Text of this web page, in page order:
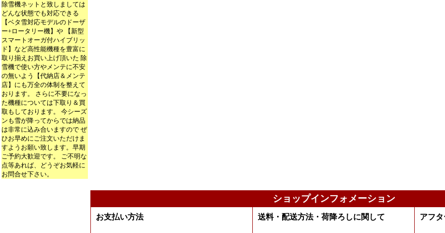
除雪機ネットと致しましては
どんな状態でも対応できる
【ベタ雪対応モデルのドーザ
ー+ロータリー機】や 【新型
スマートオーガ付ハイブリッ
ド】など高性能機種を豊富に
取り揃えお買い上げ頂いた 除
雪機で使い方やメンテに不安
の無いよう【代納店＆メンテ
店】にも万全の体制を整えて
おります。 さらに不要になっ
た機種については下取り＆買
取もしております。 今シーズ
ンも雪が降ってからでは納品
は非常に込み合いますので ぜ
ひお早めにご注文いただけま
すようお願い致します。早期
ご予約大歓迎です。 ご不明な
点等あれば、どうぞお気軽に
お問合せ下さい。
ショップインフォメーション
お支払い方法 送料・配送方法・荷降ろしに関して アフ